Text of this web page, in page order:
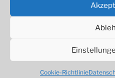
Cookie-Richtlinie
Datenschutzerklärung Stolz